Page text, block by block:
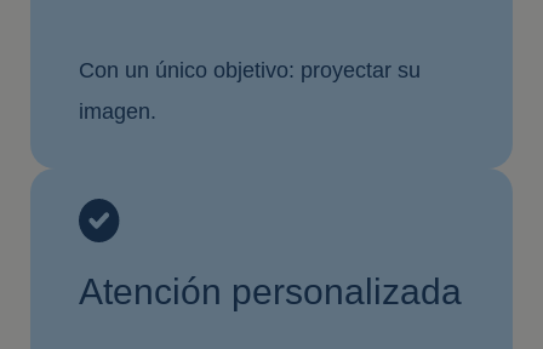
Con un único objetivo: proyectar su
imagen.
Atención personalizada